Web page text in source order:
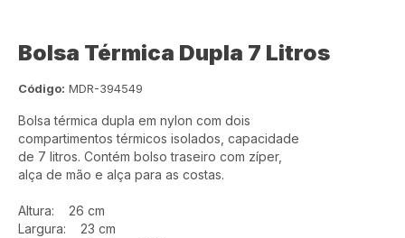
Bolsa Térmica Dupla 7 Litros
Código: MDR-394549
Bolsa térmica dupla em nylon com dois
compartimentos térmicos isolados, capacidade
de 7 litros. Contém bolso traseiro com zíper,
alça de mão e alça para as costas.
Altura: 26 cm
Largura: 23 cm